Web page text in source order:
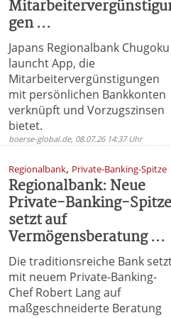
gen ...
Japans Regionalbank Chugoku
launcht App, die
Mitarbeitervergünstigungen
mit persönlichen Bankkonten
verknüpft und Vorzugszinsen
bietet.
boerse-global.de, 08.07.26 14:37 Uhr
Regionalbank, Private-Banking-Spitze
Regionalbank: Neue
Private-Banking-Spitze
setzt auf
Vermögensberatung ...
Die traditionsreiche Bank
mit neuem Private-Banking-
Chef Robert Lang auf
maßgeschneiderte Beratung